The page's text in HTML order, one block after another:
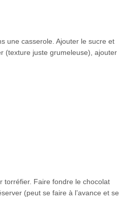
une casserole. Ajouter le sucre et
(texture juste grumeleuse), ajouter
torréfier. Faire fondre le chocolat
(peut se faire à l’avance et se